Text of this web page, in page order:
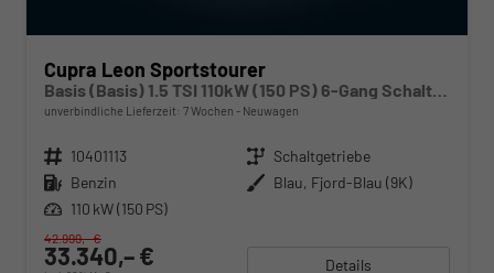
Cupra Leon Sportstourer
Basis (Basis) 1.5 TSI 110kW (150 PS) 6-Gang Schaltgetriebe
unverbindliche Lieferzeit: 7 Wochen Neuwagen
Fahrzeugnr. 10401113 Getriebe Schaltgetriebe
Kraftstoff Benzin Außenfarbe Blau, Fjord-Blau (9K)
Leistung 110 kW (150 PS)
33.340,– €
42.999,– €
Details